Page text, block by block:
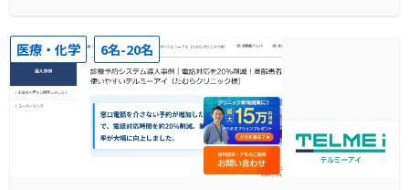
医療・化学 6名-20名